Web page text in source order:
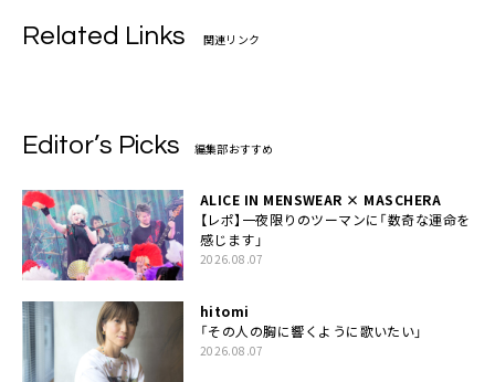
Related Links 関連リンク
Editor’s Picks 編集部おすすめ
ALICE IN MENSWEAR × MASCHERA
【レポ】一夜限りのツーマンに「数奇な運命を
感じます」
2026.08.07
hitomi
「その人の胸に響くように歌いたい」
2026.08.07